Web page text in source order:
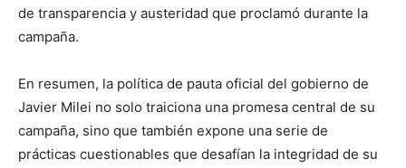
de transparencia y austeridad que proclamó durante la
campaña.
En resumen, la política de pauta oficial del gobierno de
Javier Milei no solo traiciona una promesa central de su
campaña, sino que también expone una serie de
prácticas cuestionables que desafían la integridad de su